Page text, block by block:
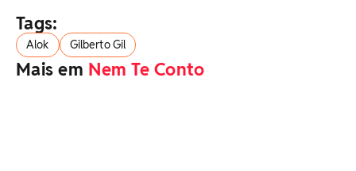
Tags:
Alok Gilberto Gil
Mais em Nem Te Conto